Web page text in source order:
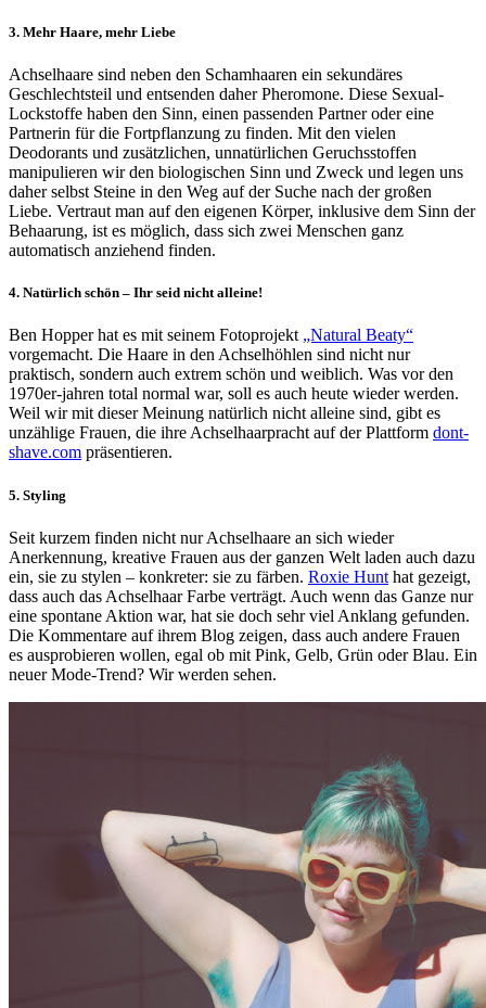
3. Mehr Haare, mehr Liebe
Achselhaare sind neben den Schamhaaren ein sekundäres
Geschlechtsteil und entsenden daher Pheromone. Diese Sexual-
Lockstoffe haben den Sinn, einen passenden Partner oder eine
Partnerin für die Fortpflanzung zu finden. Mit den vielen
Deodorants und zusätzlichen, unnatürlichen Geruchsstoffen
manipulieren wir den biologischen Sinn und Zweck und legen uns
daher selbst Steine in den Weg auf der Suche nach der großen
Liebe. Vertraut man auf den eigenen Körper, inklusive dem Sinn der
Behaarung, ist es möglich, dass sich zwei Menschen ganz
automatisch anziehend finden.
4. Natürlich schön – Ihr seid nicht alleine!
Ben Hopper hat es mit seinem Fotoprojekt „Natural Beaty“
vorgemacht. Die Haare in den Achselhöhlen sind nicht nur
praktisch, sondern auch extrem schön und weiblich. Was vor den
1970er-jahren total normal war, soll es auch heute wieder werden.
Weil wir mit dieser Meinung natürlich nicht alleine sind, gibt es
unzählige Frauen, die ihre Achselhaarpracht auf der Plattform dont-
shave.com präsentieren.
5. Styling
Seit kurzem finden nicht nur Achselhaare an sich wieder
Anerkennung, kreative Frauen aus der ganzen Welt laden auch dazu
ein, sie zu stylen – konkreter: sie zu färben. Roxie Hunt hat gezeigt,
dass auch das Achselhaar Farbe verträgt. Auch wenn das Ganze nur
eine spontane Aktion war, hat sie doch sehr viel Anklang gefunden.
Die Kommentare auf ihrem Blog zeigen, dass auch andere Frauen
es ausprobieren wollen, egal ob mit Pink, Gelb, Grün oder Blau. Ein
neuer Mode-Trend? Wir werden sehen.